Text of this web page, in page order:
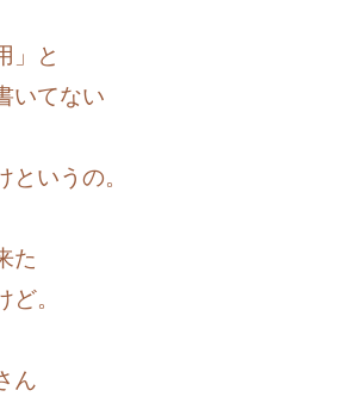
」と
いてない
というの。
た
。
ん